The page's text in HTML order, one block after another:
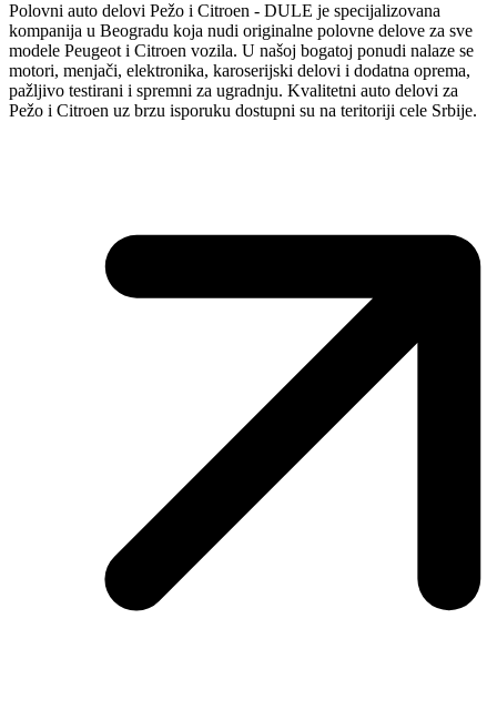
Polovni auto delovi Pežo i Citroen - DULE je specijalizovana
kompanija u Beogradu koja nudi originalne polovne delove za sve
modele Peugeot i Citroen vozila. U našoj bogatoj ponudi nalaze se
motori, menjači, elektronika, karoserijski delovi i dodatna oprema,
pažljivo testirani i spremni za ugradnju. Kvalitetni auto delovi za
Pežo i Citroen uz brzu isporuku dostupni su na teritoriji cele Srbije.